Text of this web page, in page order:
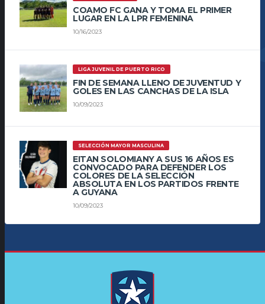
COAMO FC GANA Y TOMA EL PRIMER
LUGAR EN LA LPR FEMENINA
10/16/2023
LIGA JUVENIL DE PUERTO RICO
FIN DE SEMANA LLENO DE JUVENTUD Y
GOLES EN LAS CANCHAS DE LA ISLA
10/09/2023
SELECCIÓN MAYOR MASCULINA
EITAN SOLOMIANY A SUS 16 AÑOS ES
CONVOCADO PARA DEFENDER LOS
COLORES DE LA SELECCIÓN
ABSOLUTA EN LOS PARTIDOS FRENTE
A GUYANA
10/09/2023